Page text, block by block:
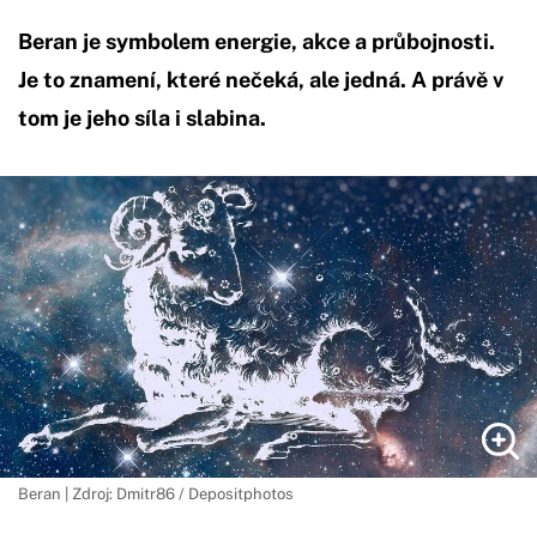
Beran je symbolem energie, akce a průbojnosti.
Je to znamení, které nečeká, ale jedná. A právě v
tom je jeho síla i slabina.
Beran | Zdroj: Dmitr86 / Depositphotos